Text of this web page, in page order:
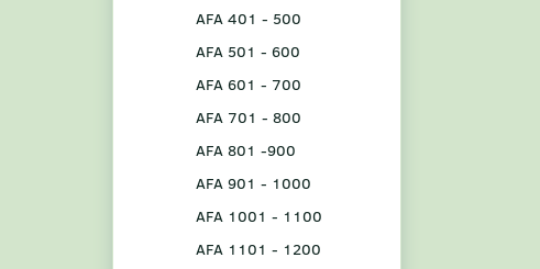
AFA 401 - 500
AFA 501 - 600
AFA 601 - 700
AFA 701 - 800
AFA 801 -900
AFA 901 - 1000
AFA 1001 - 1100
AFA 1101 - 1200